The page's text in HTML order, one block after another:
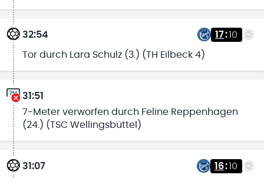
32:54 17:10
Tor durch Lara Schulz (3.) (TH Eilbeck 4)
31:51
7-Meter verworfen durch Feline Reppenhagen
(24.) (TSC Wellingsbüttel)
31:07 16:10